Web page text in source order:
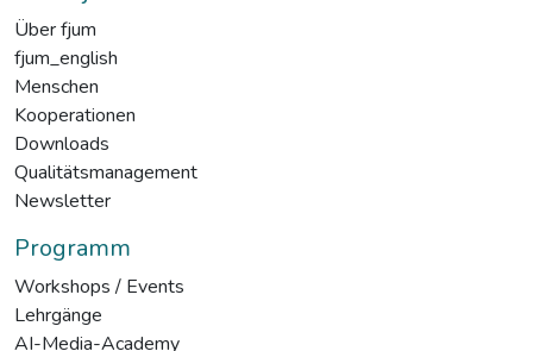
Über fjum
fjum_english
Menschen
Kooperationen
Downloads
Qualitätsmanagement
Newsletter
Programm
Workshops / Events
Lehrgänge
AI-Media-Academy